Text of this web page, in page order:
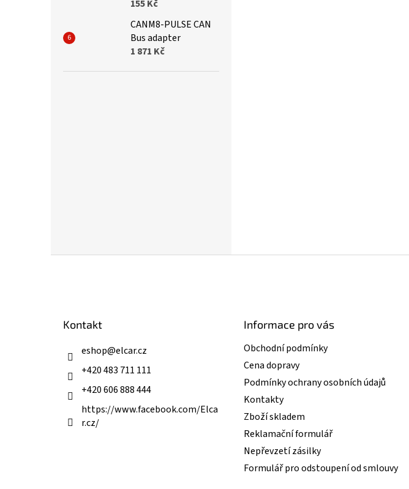
155 Kč
CANM8-PULSE CAN
Bus adapter
1 871 Kč
Kontakt
eshop@elcar.cz
+420 483 711 111
+420 606 888 444
https://www.facebook.com/Elca
r.cz/
Informace pro vás
Obchodní podmínky
Cena dopravy
Podmínky ochrany osobních údajů
Kontakty
Zboží skladem
Reklamační formulář
Nepřevzetí zásilky
Formulář pro odstoupení od smlouvy